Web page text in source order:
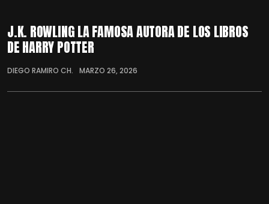
J.K. ROWLING LA FAMOSA AUTORA DE LOS LIBROS
DE HARRY POTTER
DIEGO RAMIRO CH. MARZO 26, 2026